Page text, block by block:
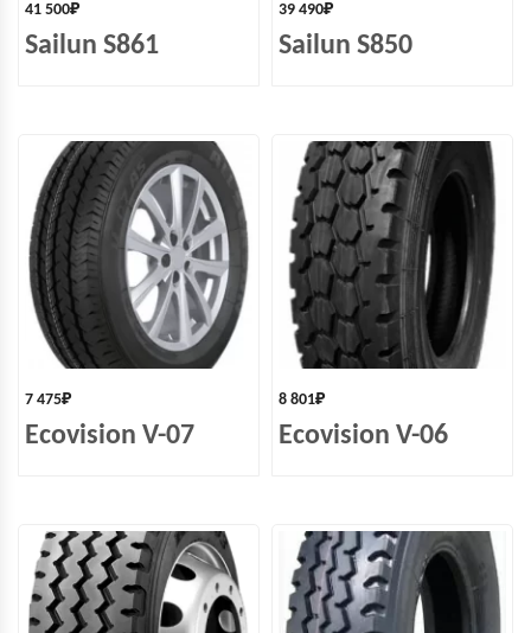
41 500₽
Sailun S861
39 490₽
Sailun S850
7 475₽
Ecovision V-07
8 801₽
Ecovision V-06